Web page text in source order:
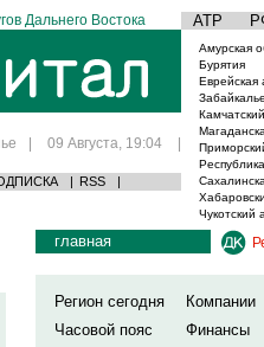
Дальнего Востока АТР
| 09 Августа, 19:04 |
| RSS |
Амурская
Бурятия
Еврейская
Чукотский
главная
Регион сегодня
Компании
Часовой пояс
Финансы